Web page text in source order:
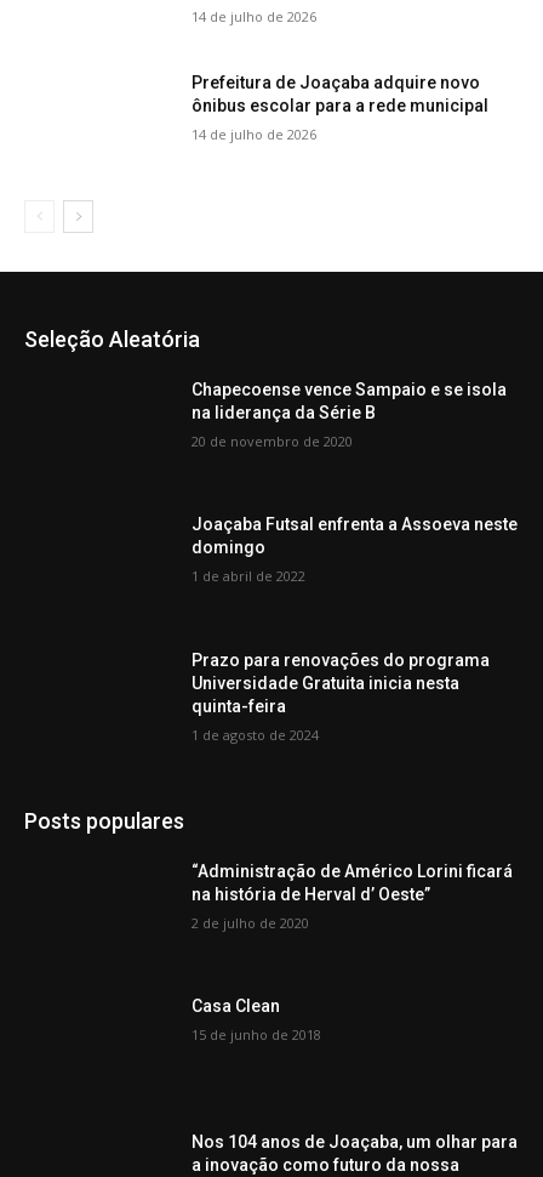
14 de julho de 2026
Prefeitura de Joaçaba adquire novo
ônibus escolar para a rede municipal
14 de julho de 2026
Seleção Aleatória
Chapecoense vence Sampaio e se isola
na liderança da Série B
20 de novembro de 2020
Joaçaba Futsal enfrenta a Assoeva neste
domingo
1 de abril de 2022
Prazo para renovações do programa
Universidade Gratuita inicia nesta
quinta-feira
1 de agosto de 2024
Posts populares
“Administração de Américo Lorini ficará
na história de Herval d’ Oeste”
2 de julho de 2020
Casa Clean
15 de junho de 2018
Nos 104 anos de Joaçaba, um olhar para
a inovação como futuro da nossa